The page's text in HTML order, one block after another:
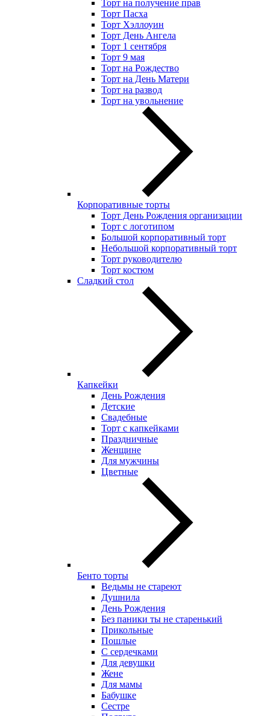
Торт на получение прав
Торт Пасха
Торт Хэллоуин
Торт День Ангела
Торт 1 сентября
Торт 9 мая
Торт на Рождество
Торт на День Матери
Торт на развод
Торт на увольнение
Корпоративные торты
Торт День Рождения организации
Торт с логотипом
Большой корпоративный торт
Небольшой корпоративный торт
Торт руководителю
Торт костюм
Сладкий стол
Капкейки
День Рождения
Детские
Свадебные
Торт с капкейками
Праздничные
Женщине
Для мужчины
Цветные
Бенто торты
Ведьмы не стареют
Душнила
День Рождения
Без паники ты не старенький
Прикольные
Пошлые
С сердечками
Для девушки
Жене
Для мамы
Бабушке
Сестре